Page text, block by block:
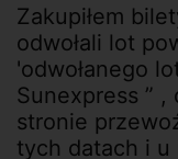
Zakupiłem
odwołali lot
'odwołanego
Sunexpress ” ,
stronie
tych datach i